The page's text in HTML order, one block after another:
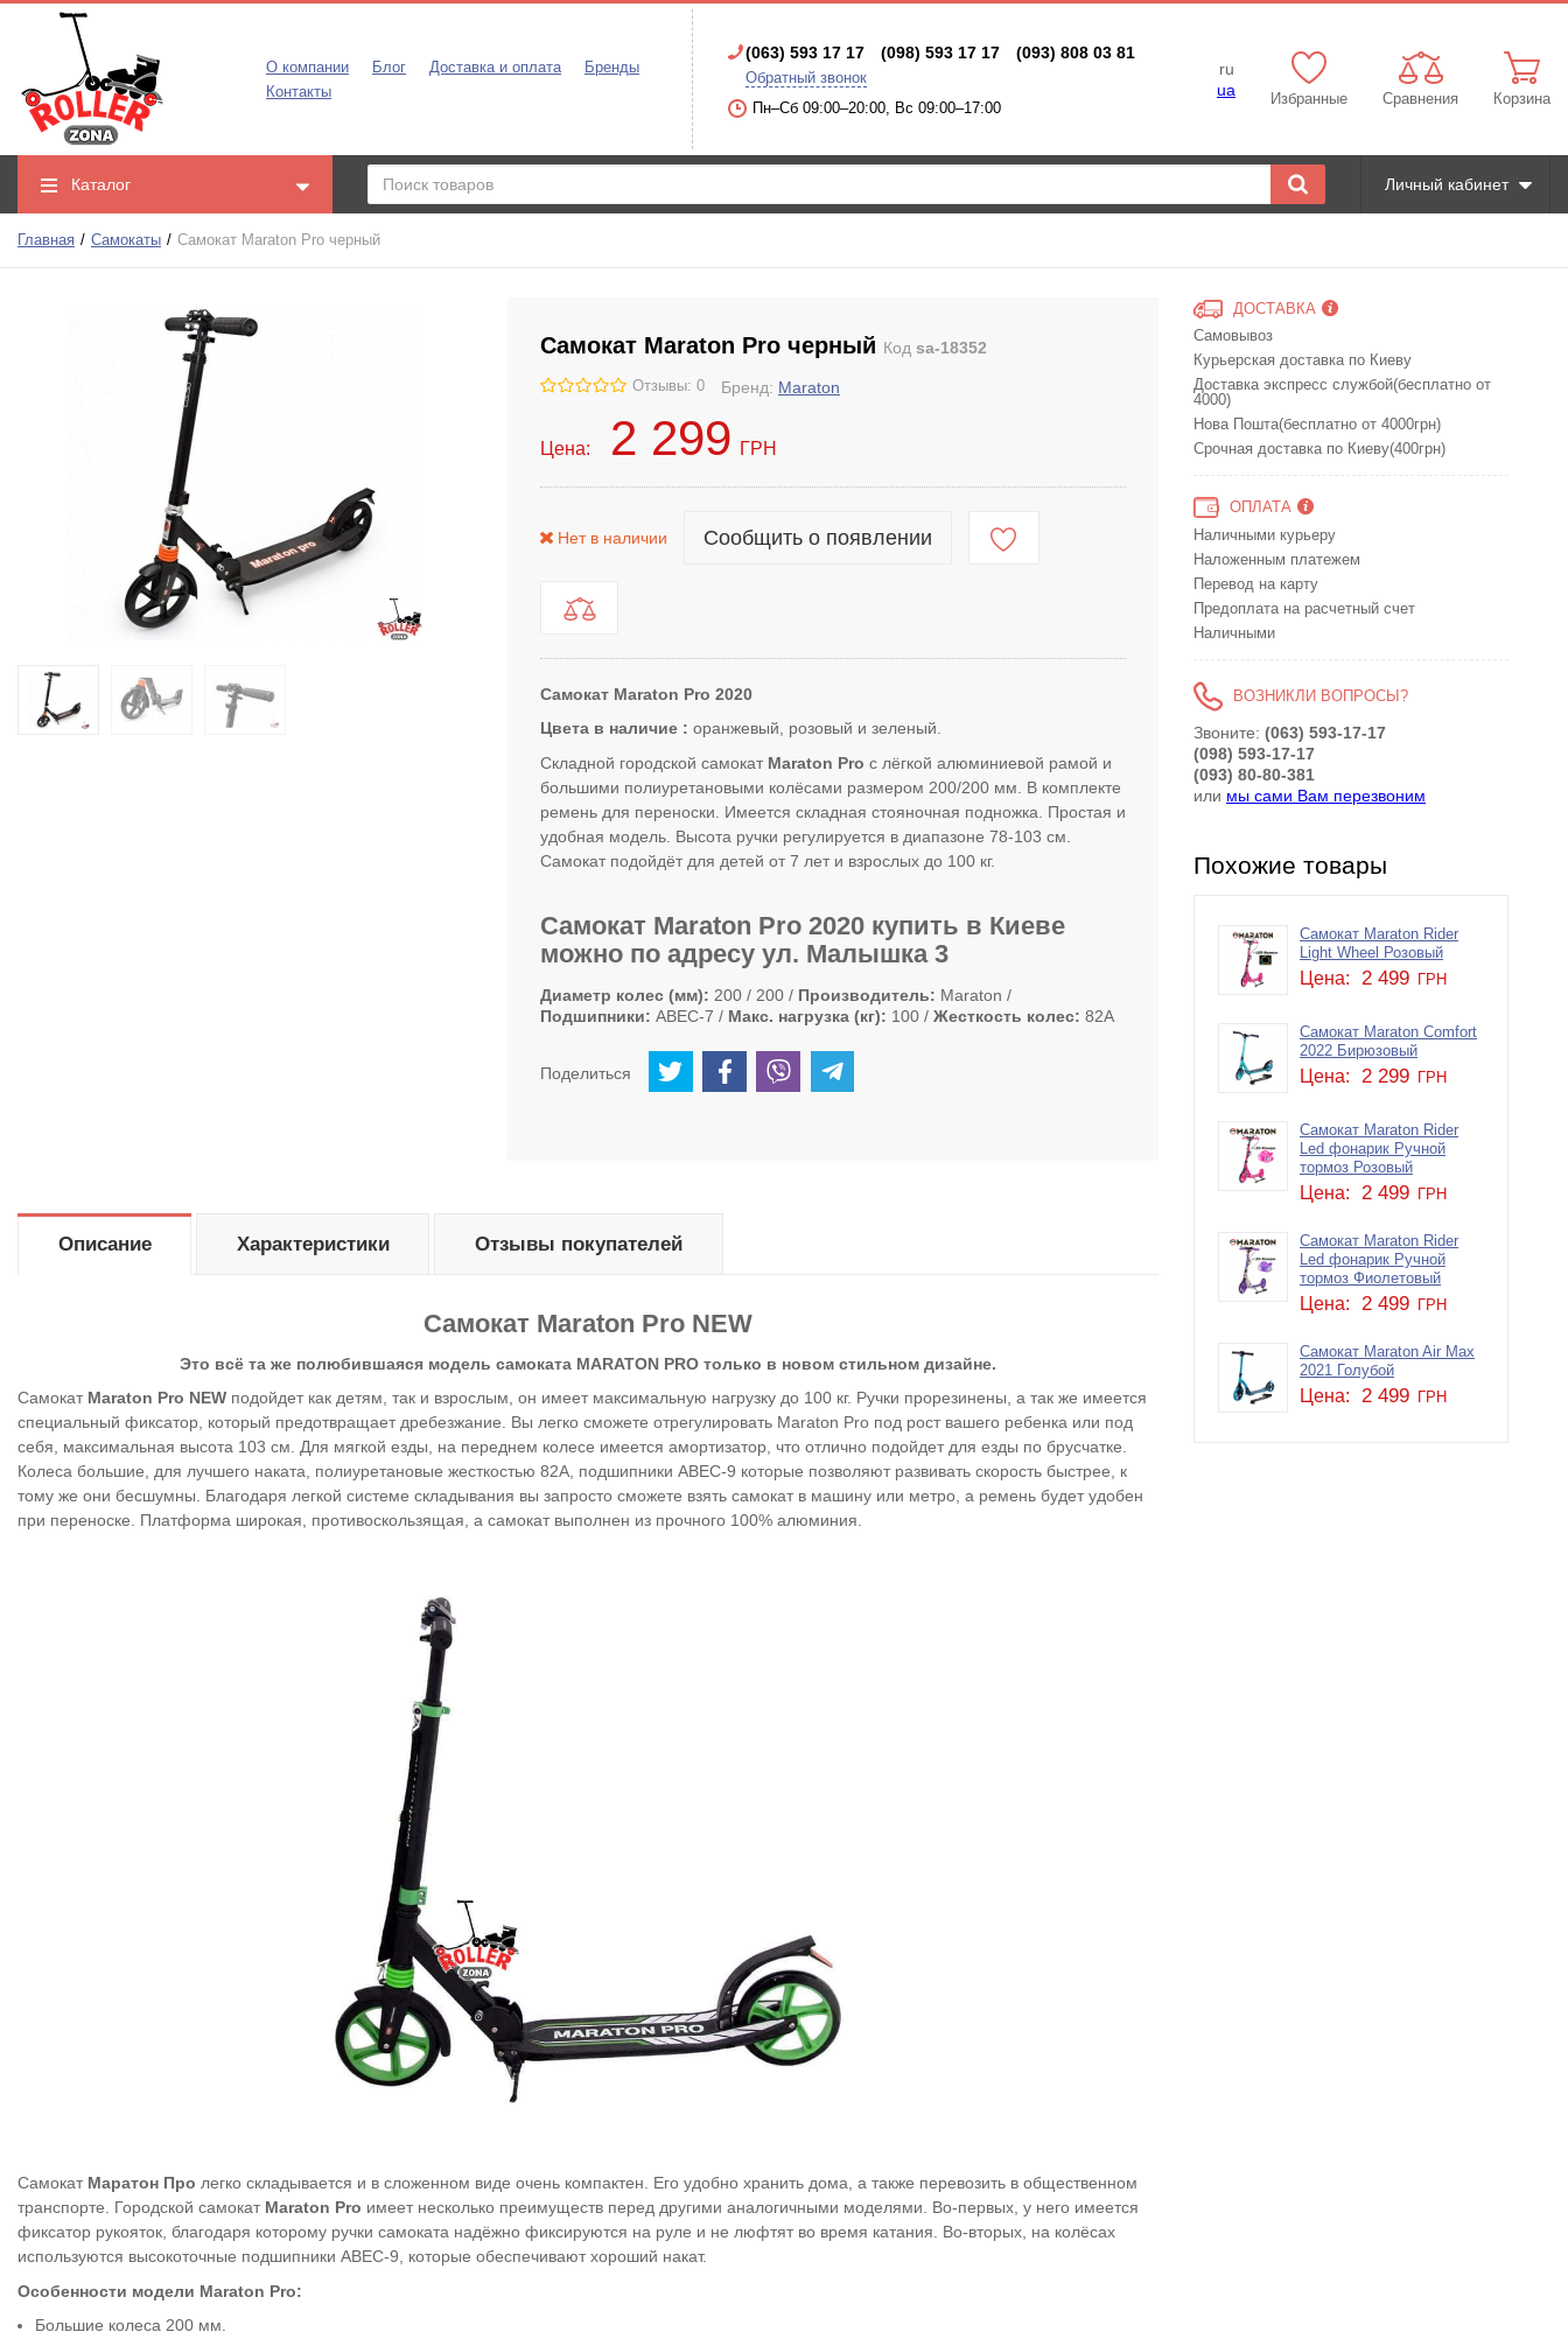
О компании Блог Доставка и оплата
Бренды
Контакты
(063) 593 17 17 (098) 593 17 17 (093) 808 03 81
Обратный звонок
Пн–Сб 09:00–20:00, Вс 09:00–17:00
ru
ua
Избранные Сравнения Корзина
Каталог Личный кабинет
Главная Самокаты Самокат Maraton Pro черный
Самокат Maraton Pro черный Код sa-18352
Отзывы: 0 Бренд: Maraton
Цена: 2 299 ГРН
Нет в наличии Сообщить о появлении
Самокат Maraton Pro 2020
Цвета в наличие : оранжевый, розовый и зеленый.
Складной городской самокат Maraton Pro с лёгкой алюминиевой рамой и
большими полиуретановыми колёсами размером 200/200 мм. В комплекте
ремень для переноски. Имеется складная стояночная подножка. Простая и
удобная модель. Высота ручки регулируется в диапазоне 78-103 см.
Самокат подойдёт для детей от 7 лет и взрослых до 100 кг.
Самокат Maraton Pro 2020 купить в Киеве
можно по адресу ул. Малышка 3
Диаметр колес (мм) 200 / 200 Производитель
Maraton
Подшипники
ABEC-7 Макс. нагрузка (кг) 100 Жесткость колес 82А
Поделиться
Описание
Самокат Maraton Pro NEW
Это всё та же полюбившаяся модель самоката MARATON PRO только в новом стильном дизайне.
Самокат Maraton Pro NEW подойдет как детям, так и взрослым, он имеет максимальную нагрузку до 100 кг. Ручки прорезинены, а так же имеется
специальный фиксатор, который предотвращает дребезжание. Вы легко сможете отрегулировать Maraton Pro под рост вашего ребенка или под
себя, максимальная высота 103 см. Для мягкой езды, на переднем колесе имеется амортизатор, что отлично подойдет для езды по брусчатке.
Колеса большие, для лучшего наката, полиуретановые жесткостью 82А, подшипники ABEC-9 которые позволяют развивать скорость быстрее, к
тому же они бесшумны. Благодаря легкой системе складывания вы запросто сможете взять самокат в машину или метро, а ремень будет удобен
при переноске. Платформа широкая, противоскользящая, а самокат выполнен из прочного 100% алюминия.
Самокат Маратон Про легко складывается и в сложенном виде очень компактен. Его удобно хранить дома, а также перевозить в общественном
транспорте. Городской самокат Maraton Pro имеет несколько преимуществ перед другими аналогичными моделями. Во-первых, у него имеется
фиксатор рукояток, благодаря которому ручки самоката надёжно фиксируются на руле и не люфтят во время катания. Во-вторых, на колёсах
используются высокоточные подшипники ABEC-9, которые обеспечивают хороший накат.
Особенности модели Maraton Pro:
Большие колеса 200 мм.
Характеристики Отзывы покупателей
ДОСТАВКА
Самовывоз
Курьерская доставка по Киеву
Доставка экспресс службой(бесплатно от
4000)
Нова Пошта(бесплатно от 4000грн)
Срочная доставка по Киеву(400грн)
ОПЛАТА
Наличными курьеру
Наложенным платежем
Перевод на карту
Предоплата на расчетный счет
Наличными
ВОЗНИКЛИ ВОПРОСЫ?
Звоните: (063) 593-17-17
(098) 593-17-17
(093) 80-80-381
или мы сами Вам перезвоним
Похожие товары
Самокат Maraton Rider
Light Wheel Розовый
Цена: 2 499 ГРН
Самокат Maraton Comfort
2022 Бирюзовый
Цена: 2 299 ГРН
Самокат Maraton Rider
Led фонарик Ручной
тормоз Розовый
Цена: 2 499 ГРН
Самокат Maraton Rider
Led фонарик Ручной
тормоз Фиолетовый
Цена: 2 499 ГРН
Самокат Maraton Air Max
2021 Голубой
Цена: 2 499 ГРН